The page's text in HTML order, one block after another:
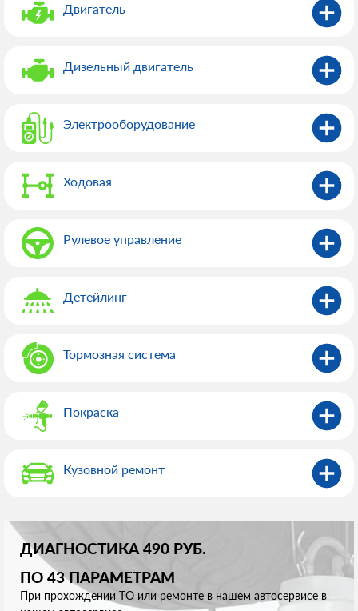
Двигатель
Дизельный двигатель
Электрооборудованиe
Ходовая
Рулевое управление
Детейлинг
Тормозная система
Покраска
Кузовной ремонт
ДИАГНОСТИКА 490 РУБ.
ПО 43 ПАРАМЕТРАМ
При прохождении ТО или ремонте в нашем автосервисе в